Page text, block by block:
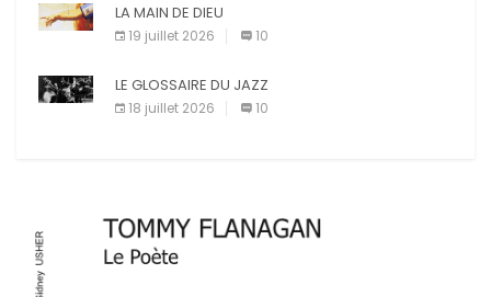
LA MAIN DE DIEU
19 juillet 2026 10
LE GLOSSAIRE DU JAZZ
18 juillet 2026 10